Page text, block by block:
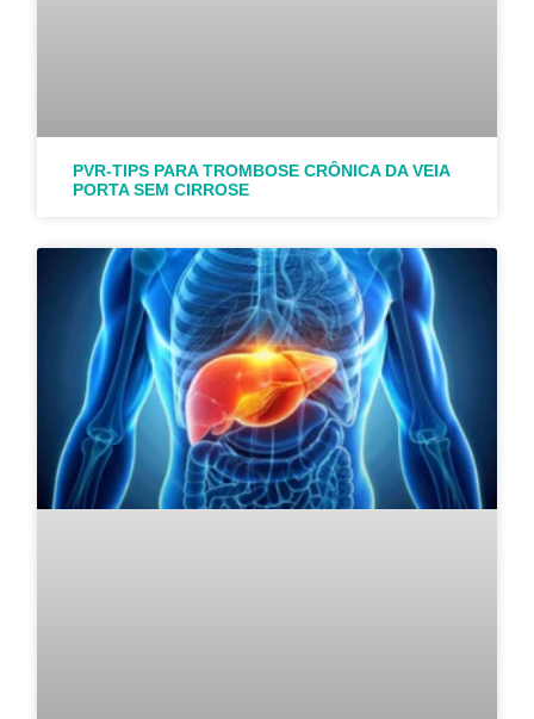
PVR-TIPS PARA TROMBOSE CRÔNICA DA VEIA
PORTA SEM CIRROSE